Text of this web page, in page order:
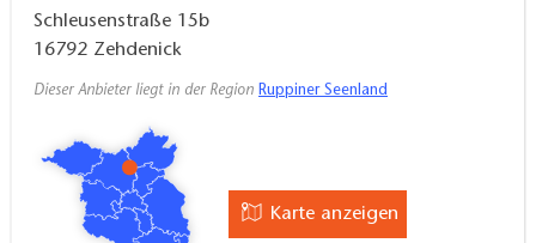
Schleusenstraße 15b
16792 Zehdenick
Dieser Anbieter liegt in der Region Ruppiner Seenland
Karte anzeigen